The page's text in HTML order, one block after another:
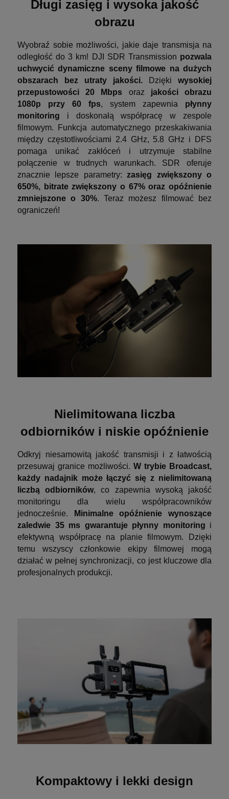
Długi zasięg i wysoka jakość
obrazu
Wyobraź sobie możliwości, jakie daje transmisja na
odległość do 3 km! DJI SDR Transmission pozwala
uchwycić dynamiczne sceny filmowe na dużych
obszarach bez utraty jakości. Dzięki wysokiej
przepustowości 20 Mbps oraz jakości obrazu
1080p przy 60 fps, system zapewnia płynny
monitoring i doskonałą współpracę w zespole
filmowym. Funkcja automatycznego przeskakiwania
między częstotliwościami 2.4 GHz, 5.8 GHz i DFS
pomaga unikać zakłóceń i utrzymuje stabilne
połączenie w trudnych warunkach. SDR oferuje
znacznie lepsze parametry:zasięg zwiększony o
650%, bitrate zwiększony o 67% oraz opóźnienie
zmniejszone o 30%. Teraz możesz filmować bez
ograniczeń!
Nielimitowana liczba
odbiorników i niskie opóźnienie
Odkryj niesamowitą jakość transmisji i z łatwością
przesuwaj granice możliwości. W trybie Broadcast,
każdy nadajnik może łączyć się z nielimitowaną
liczbą odbiorników, co zapewnia wysoką jakość
monitoringu dla wielu współpracowników
jednocześnie.
Minimalne opóźnienie wynoszące
zaledwie 35 ms gwarantuje płynny monitoring i
efektywną współpracę na planie filmowym. Dzięki
temu wszyscy członkowie ekipy filmowej mogą
działać w pełnej synchronizacji, co jest kluczowe dla
profesjonalnych produkcji.
Kompaktowy i lekki design